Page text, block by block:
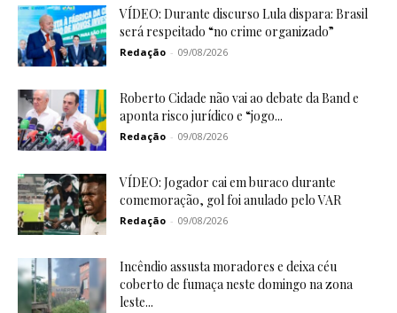
VÍDEO: Durante discurso Lula dispara: Brasil
será respeitado “no crime organizado”
Redação - 09/08/2026
Roberto Cidade não vai ao debate da Band e
aponta risco jurídico e “jogo...
Redação - 09/08/2026
VÍDEO: Jogador cai em buraco durante
comemoração, gol foi anulado pelo VAR
Redação - 09/08/2026
Incêndio assusta moradores e deixa céu
coberto de fumaça neste domingo na zona
leste...